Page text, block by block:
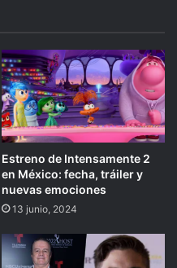
Estreno de Intensamente 2
en México: fecha, tráiler y
nuevas emociones
13 junio, 2024